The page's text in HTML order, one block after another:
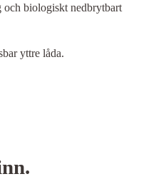
och biologiskt nedbrytbart
yttre låda.